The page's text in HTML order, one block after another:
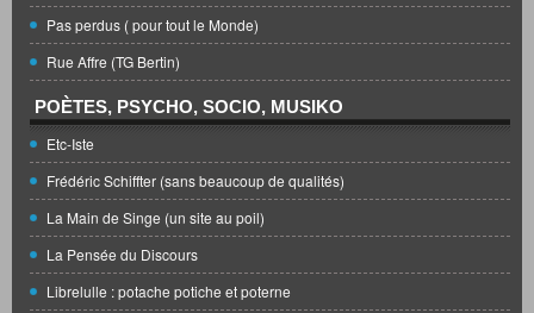
Pas perdus ( pour tout le Monde)
Rue Affre (TG Bertin)
POÈTES, PSYCHO, SOCIO, MUSIKO
Etc-Iste
Frédéric Schiffter (sans beaucoup de qualités)
La Main de Singe (un site au poil)
La Pensée du Discours
Librelulle : potache potiche et poterne